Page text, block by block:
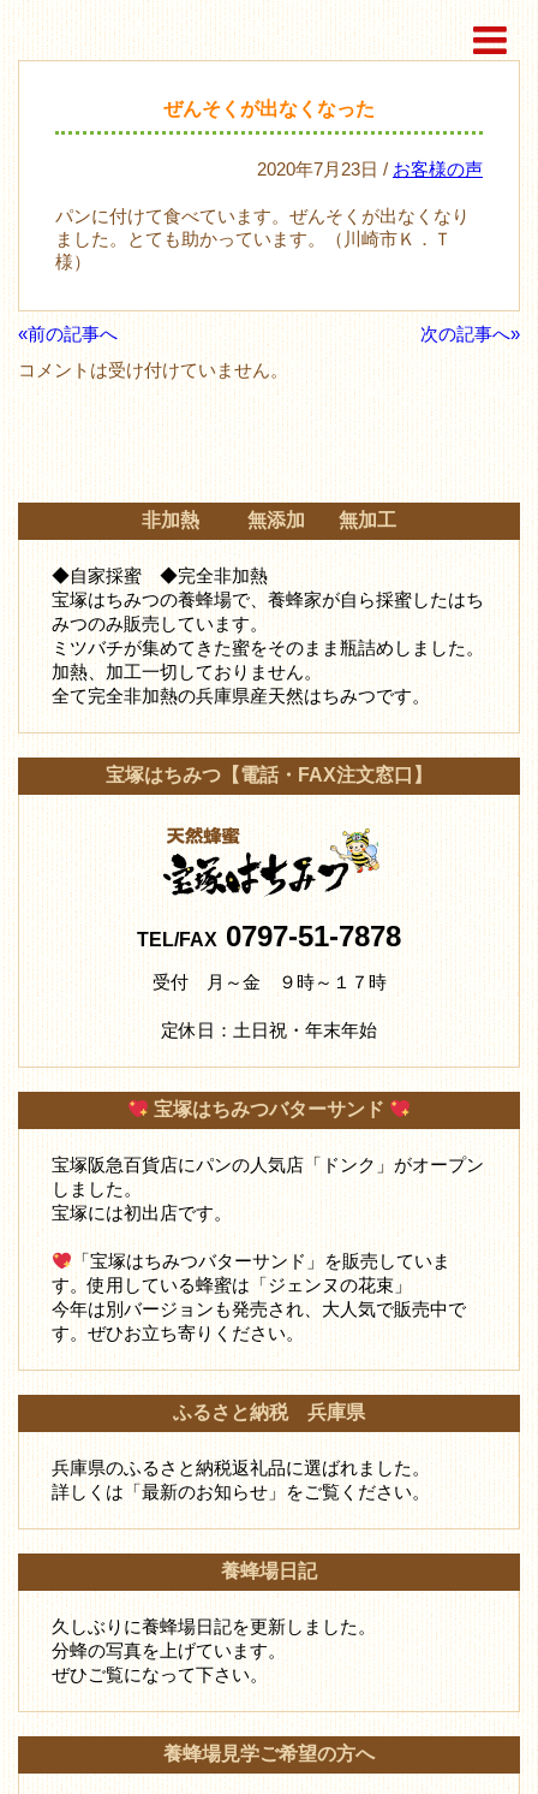
ぜんそくが出なくなった
2020年7月23日 / お客様の声
パンに付けて食べています。ぜんそくが出なくなり
ました。とても助かっています。（川崎市Ｋ．Ｔ
様）
«前の記事へ
次の記事へ»
コメントは受け付けていません。
非加熱 無添加 無加工
◆自家採蜜 ◆完全非加熱
宝塚はちみつの養蜂場で、養蜂家が自ら採蜜したはち
みつのみ販売しています。
ミツバチが集めてきた蜜をそのまま瓶詰めしました。
加熱、加工一切しておりません。
全て完全非加熱の兵庫県産天然はちみつです。
宝塚はちみつ【電話・FAX注文窓口】
TEL/FAX0797-51-7878
受付 月～金 ９時～１７時
定休日：土日祝・年末年始
宝塚はちみつバターサンド
宝塚阪急百貨店にパンの人気店「ドンク」がオープン
しました。
宝塚には初出店です。
「宝塚はちみつバターサンド」を販売していま
す。使用している蜂蜜は「ジェンヌの花束」
今年は別バージョンも発売され、大人気で販売中で
す。ぜひお立ち寄りください。
ふるさと納税 兵庫県
兵庫県のふるさと納税返礼品に選ばれました。
詳しくは「最新のお知らせ」をご覧ください。
養蜂場日記
久しぶりに養蜂場日記を更新しました。
分蜂の写真を上げています。
ぜひご覧になって下さい。
養蜂場見学ご希望の方へ